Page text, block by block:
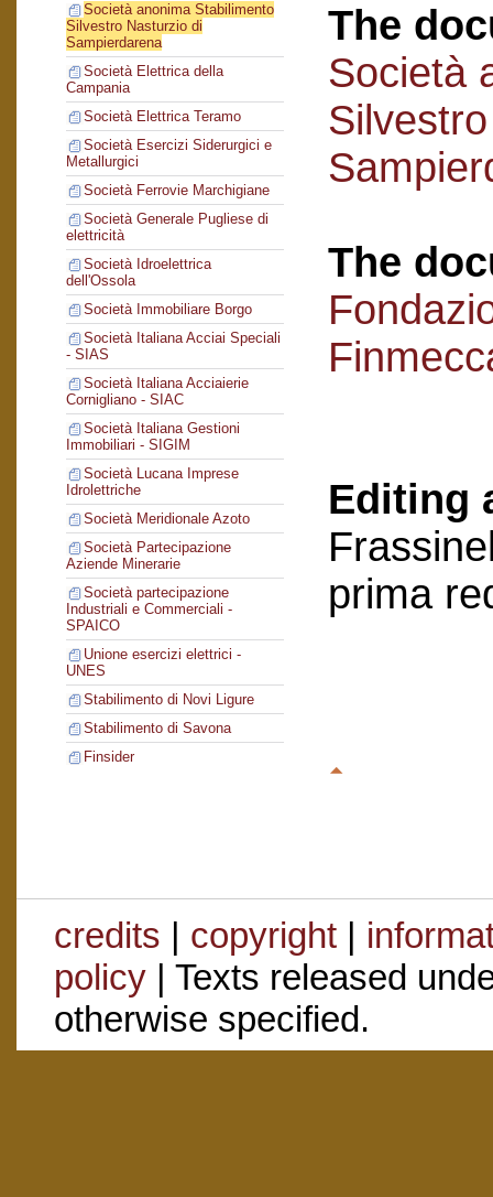
Società anonima Stabilimento
Silvestro Nasturzio di
Sampierdarena
Società Elettrica della
Campania
Società Elettrica Teramo
Società Esercizi Siderurgici e
Metallurgici
Società Ferrovie Marchigiane
Società Generale Pugliese di
elettricità
Società Idroelettrica
dell'Ossola
Società Immobiliare Borgo
Società Italiana Acciai Speciali
- SIAS
Società Italiana Acciaierie
Cornigliano - SIAC
Società Italiana Gestioni
Immobiliari - SIGIM
Società Lucana Imprese
Idrolettriche
Società Meridionale Azoto
Società Partecipazione
Aziende Minerarie
Società partecipazione
Industriali e Commerciali -
SPAICO
Unione esercizi elettrici -
UNES
Stabilimento di Novi Ligure
Stabilimento di Savona
Finsider
The
Società
The
Editing
prima
credits | copyright|
policy| Texts released
otherwise specified.